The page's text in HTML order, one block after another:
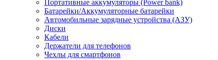
Портативные аккумуляторы (Power bank)
Батарейки/Аккумуляторные батарейки
Автомобильные зарядные устройства (АЗУ)
Диски
Кабели
Держатели для телефонов
Чехлы для смартфонов